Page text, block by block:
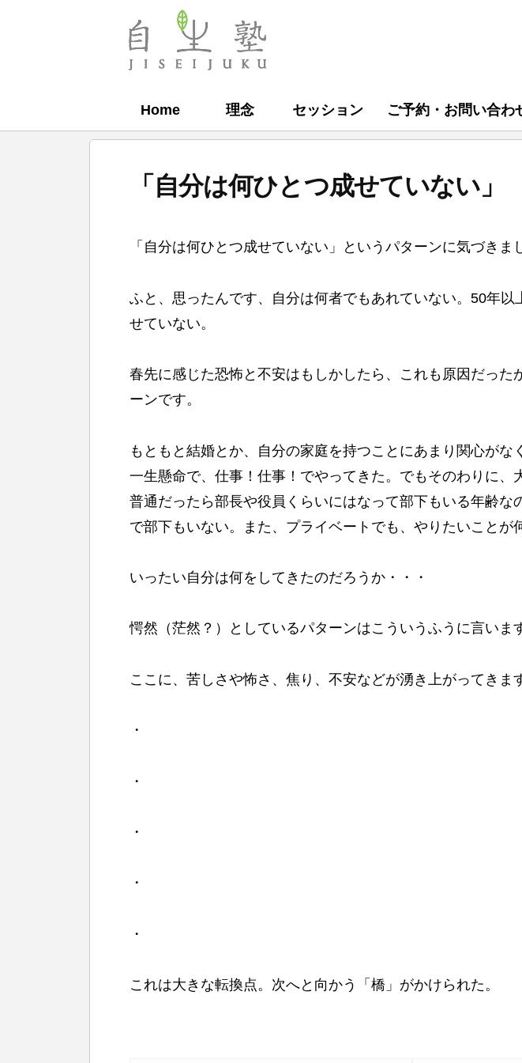
自
Home 理念 セッション ご予約・お問い合わ
「自分は何ひとつ成せていない」
生
塾
「自分は何ひとつ成せていない」というパターンに気づきま
ふと、思ったんです、自分は何者でもあれていない。50年以
せていない。
春先に感じた恐怖と不安はもしかしたら、これも原因だった
ーンです。
もともと結婚とか、自分の家庭を持つことにあまり関心がな
一生懸命で、仕事！仕事！でやってきた。でもそのわりに、
普通だったら部長や役員くらいにはなって部下もいる年齢な
で部下もいない。また、プライベートでも、やりたいことが
いったい自分は何をしてきたのだろうか・・・
愕然（茫然？）としているパターンはこういうふうに言いま
ここに、苦しさや怖さ、焦り、不安などが湧き上がってきま
・
・
・
・
・
これは大きな転換点。次へと向かう「橋」がかけられた。